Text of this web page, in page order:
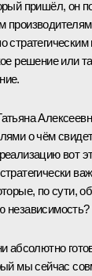
пришёл, он
решение или
о чём
вот
по сути,
независимость?
абсолютно
мы сейчас